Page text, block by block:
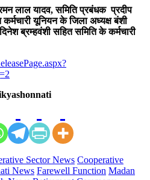
लाल यादव, समिति प्रबंधक प्रदीप
कर्मचारी यूनियन के जिला अध्यक्ष बंशी
ब्रम्हवंशी सहित समिति के कर्मचारी
Sector News Cooperative
News Farewell Function Madan